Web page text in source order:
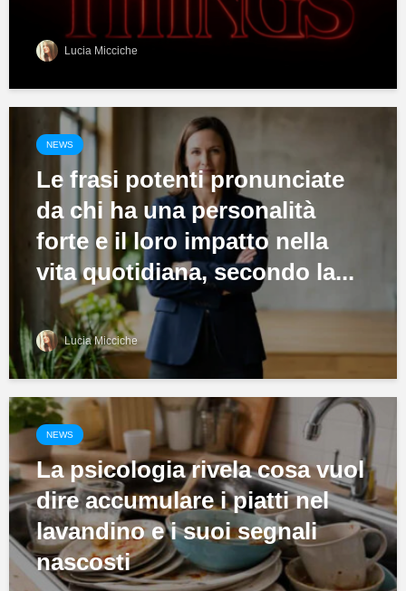
Lucia Micciche
NEWS
Le frasi potenti pronunciate
da chi ha una personalità
forte e il loro impatto nella
vita quotidiana, secondo la...
Lucia Micciche
NEWS
La psicologia rivela cosa vuol
dire accumulare i piatti nel
lavandino e i suoi segnali
nascosti